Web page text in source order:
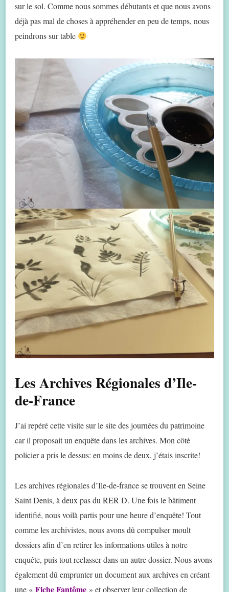
sur le sol. Comme nous sommes débutants et que nous avons
déjà pas mal de choses à appréhender en peu de temps, nous
peindrons sur table
Les Archives Régionales d’Ile-
de-France
J’ai repéré cette visite sur le site des journées du patrimoine
car il proposait un enquête dans les archives. Mon côté
policier a pris le dessus: en moins de deux, j’étais inscrite!
Les archives régionales d’Ile-de-france se trouvent en Seine
Saint Denis, à deux pas du RER D. Une fois le bâtiment
identifié, nous voilà partis pour une heure d’enquête! Tout
comme les archivistes, nous avons dû compulser moult
dossiers afin d’en retirer les informations utiles à notre
enquête, puis tout reclasser dans un autre dossier. Nous avons
également dû emprunter un document aux archives en créant
une « Fiche Fantôme » et observer leur collection de